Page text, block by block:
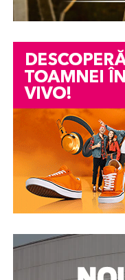
într-un conflict
serioase asupra
Din păcate, chiar și
ulterior nefondate,
persista. Încrederea
membrilor familiei
recâștigare a
În astfel de
voluntar să
veridicitatea
însă poate constitui
evaluare și poate
circumstanțelor în